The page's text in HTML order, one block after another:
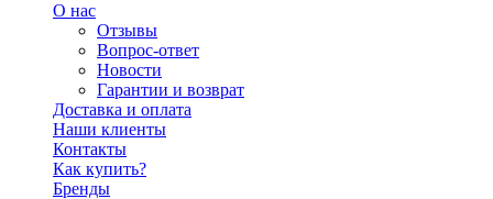
О нас
Отзывы
Вопрос-ответ
Новости
Гарантии и возврат
Доставка и оплата
Наши клиенты
Контакты
Как купить?
Бренды